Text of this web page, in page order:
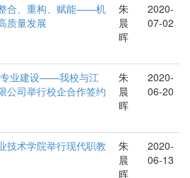
合、重构、赋能——机
质量发展
朱
晨
晖
2020-
07-02
业建设——我校与江
公司举行校企合作签约
朱
晨
晖
2020-
06-20
技术学院举行现代职教
朱
晨
晖
2020-
06-13